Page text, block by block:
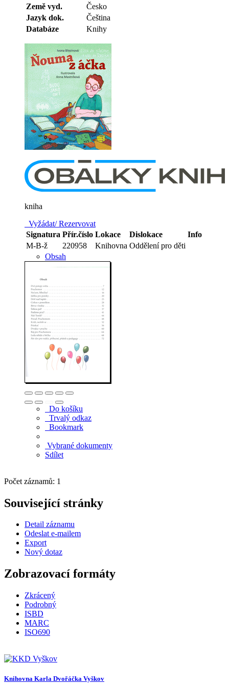
Země vyd.
Česko
Jazyk dok.
Čeština
Databáze
Knihy
kniha
Vyžádat/ Rezervovat
Signatura Přír.číslo Lokace Dislokace
Info
M-B-ž
220958 Knihovna Oddělení pro děti
Obsah
Do košíku
Trvalý odkaz
Bookmark
Vybrané dokumenty
Sdílet
Počet záznamů: 1
Související stránky
Detail záznamu
Odeslat e-mailem
Export
Nový dotaz
Zobrazovací formáty
Zkrácený
Podrobný
ISBD
MARC
ISO690
Knihovna Karla Dvořáčka Vyškov